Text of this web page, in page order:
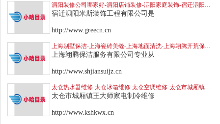
宿迁泗阳米斯装饰工程有限公司是
http://www.greecn.cn
上海翊腾保洁服务有限公司专业从
http://www.shjiansuijz.cn
太仓市城厢镇王大师家电制冷维修
http://www.kshkwx.cn